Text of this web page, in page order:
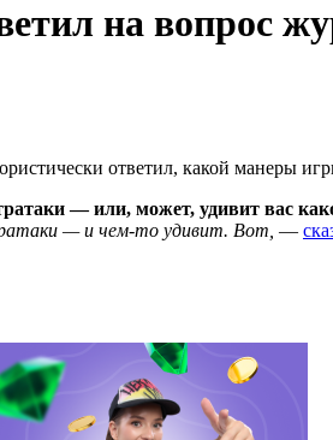
на вопрос
ответил, какой манеры
— или, может, удивит вас
— и чем-то удивит. Вот, —